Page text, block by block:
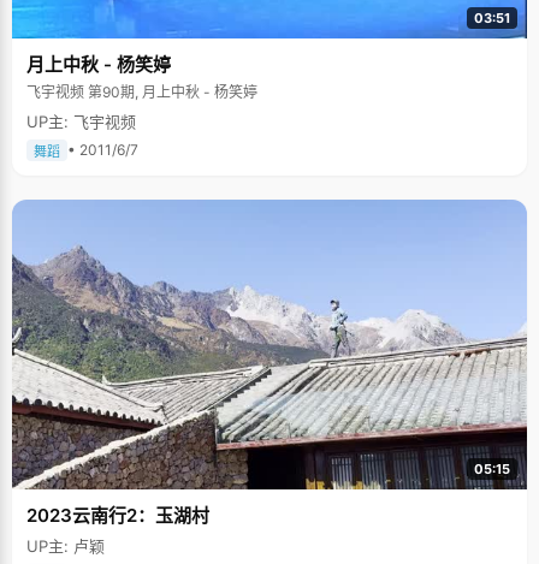
03:51
月上中秋 - 杨笑婷
飞宇视频 第90期, 月上中秋 - 杨笑婷
UP主: 飞宇视频
舞蹈 • 2011/6/7
05:15
2023云南行2：玉湖村
UP主: 卢颖